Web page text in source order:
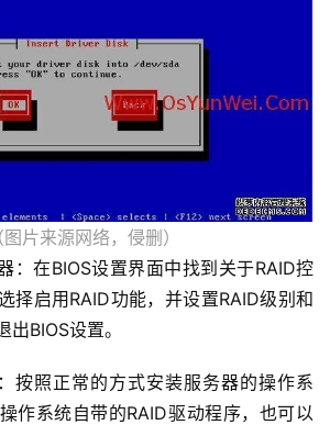
图片来源网络，侵删）
：在BIOS设置界面中找到关于RAID控
择启用RAID功能，并设置RAID级别和
BIOS设置。
按照正常的方式安装服务器的操作系
作系统自带的RAID驱动程序，也可以